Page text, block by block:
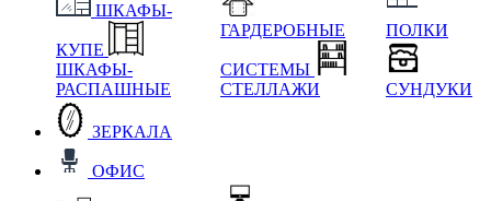
ШКАФЫ-
КУПЕ
ШКАФЫ-
РАСПАШНЫЕ
ГАРДЕРОБНЫЕ
СИСТЕМЫ
СТЕЛЛАЖИ
ПОЛКИ
СУНДУКИ
ЗЕРКАЛА
ОФИС